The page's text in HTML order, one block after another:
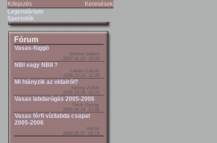
Kifejezés
Keresések
Legendárium
Sportolók
Fórum
Vasas-függö
brenner balázs
2007.01.10. 19:39
NBI vagy NBII ?
Lukács László
2006.12.21. 11:05
Mi hiányzik az oldalról?
Katona Zoltán
2006.10.28. 19:29
Vasas labdarúgás 2005-2006
Timár György
2006.06.24. 17:48
Vasas férfi vízilabda csapat
2005-2006
skizoo
2006.06.07. 00:14